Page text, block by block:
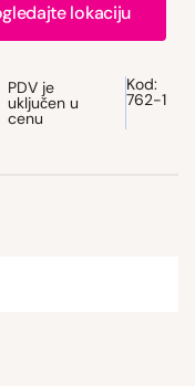
lokaciju
PDV je
uključen u
cenu
Kod:
762-1